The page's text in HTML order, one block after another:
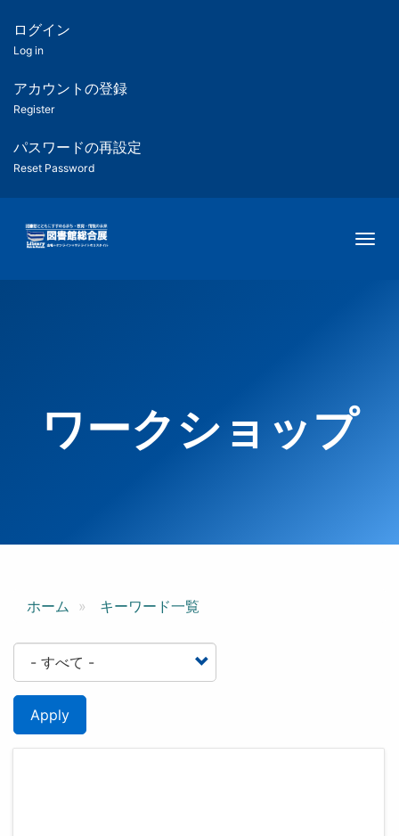
ツ
匿
名
ユ
ー
ー
用
メ
ログイン
Log in
アカウントの登録
Register
パスワードの再設定
Reset Password
ワークショップ
ホーム キーワード一覧
Apply